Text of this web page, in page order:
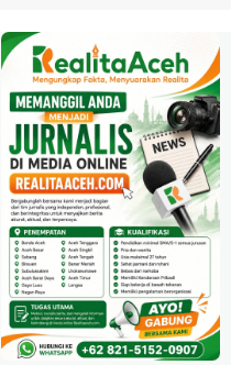
Yayasan
Baiturrahman
Peduli Umat
Salurkan Bantuan
Korban Banjir Aceh
Utara